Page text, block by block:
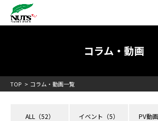
日本最大級のキャンピングカーメーカー
RV[テレビCM放送]
コラム・動画
TOP コラム・動画一覧
ALL （52） イベント （5） PV動画